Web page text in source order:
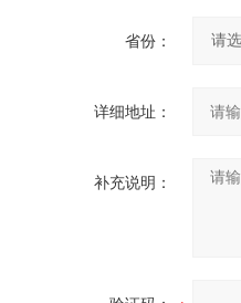
省份：
详细地址：
补充说明：